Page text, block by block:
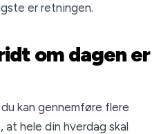
er retningen.
om dagen er
kan gennemføre flere
hele din hverdag skal